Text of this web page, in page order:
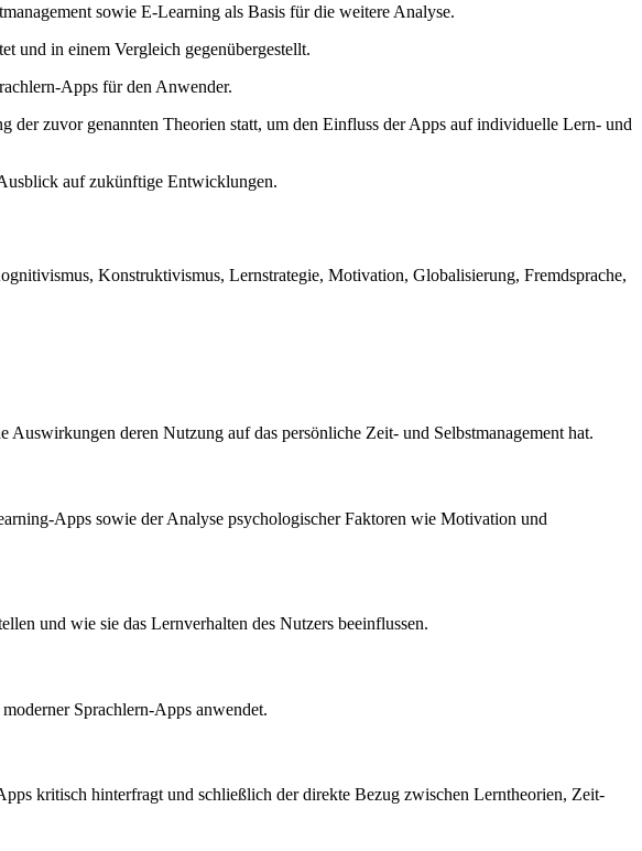
sowie E-Learning als Basis für die weitere Analyse.
und in einem Vergleich gegenübergestellt.
Apps für den Anwender.
der zuvor genannten Theorien statt, um den Einfluss der Apps auf individuelle Lern- und
auf zukünftige Entwicklungen.
Konstruktivismus, Lernstrategie, Motivation, Globalisierung, Fremdsprache,
deren Nutzung auf das persönliche Zeit- und Selbstmanagement hat.
Apps sowie der Analyse psychologischer Faktoren wie Motivation und
und wie sie das Lernverhalten des Nutzers beeinflussen.
Sprachlern-Apps anwendet.
kritisch hinterfragt und schließlich der direkte Bezug zwischen Lerntheorien, Zeit-